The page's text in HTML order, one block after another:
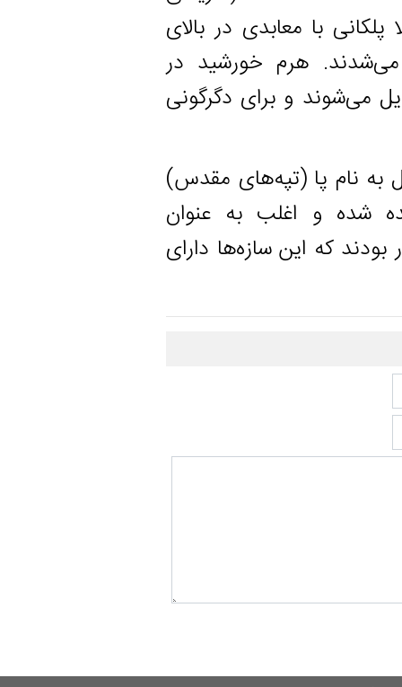
با معابدی در بالای
هرم خورشید در
و برای دگرگونی
پا (تپه‌های مقدس)
و اغلب به عنوان
که این سازه‌ها دارای